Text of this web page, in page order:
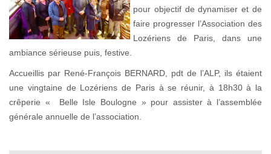
pour objectif de dynamiser et de
faire progresser l’Association des
Lozériens de Paris, dans une
ambiance sérieuse puis, festive.
Accueillis par René-François BERNARD, pdt de l’ALP, ils étaient
une vingtaine de Lozériens de Paris à se réunir, à 18h30 à la
crêperie « Belle Isle Boulogne » pour assister à l’assemblée
générale annuelle de l’association.